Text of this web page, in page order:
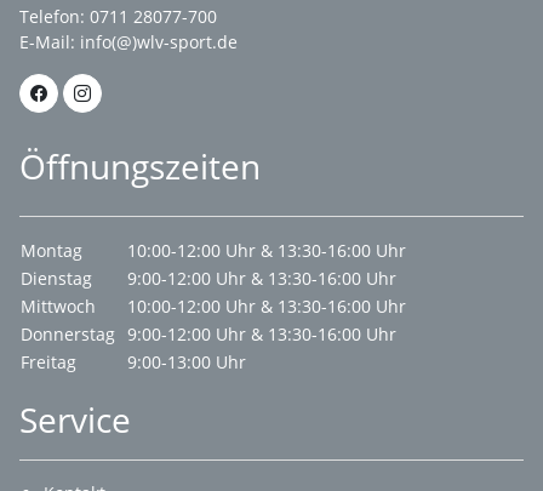
Telefon: 0711 28077-700
E-Mail: info(@)wlv-sport.de
Öffnungszeiten
Montag
10:00-12:00 Uhr & 13:30-16:00 Uhr
Dienstag
9:00-12:00 Uhr & 13:30-16:00 Uhr
Mittwoch
10:00-12:00 Uhr & 13:30-16:00 Uhr
Donnerstag 9:00-12:00 Uhr & 13:30-16:00 Uhr
Freitag
9:00-13:00 Uhr
Service